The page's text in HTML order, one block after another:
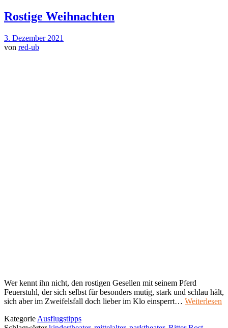
Rostige Weihnachten
3. Dezember 2021
von red-ub
Wer kennt ihn nicht, den rostigen Gesellen mit seinem Pferd
Feuerstuhl, der sich selbst für besonders mutig, stark und schlau hält,
sich aber im Zweifelsfall doch lieber im Klo einsperrt… Weiterlesen
Kategorie Ausflugstipps